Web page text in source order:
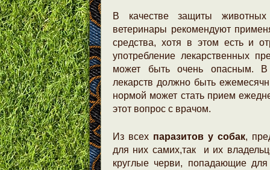
В качестве защиты
ветеринары рекомендуют
средства, хотя в этом есть и
употребление лекарственных
может быть очень опасным. В
лекарств должно быть
нормой может стать прием
этот вопрос с врачом.
Из всех паразитов у собак,
для них самих,так и их
круглые черви, попадающие